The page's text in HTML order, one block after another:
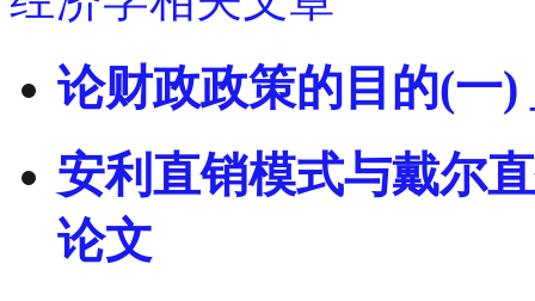
论财政政策的目的(一)
安利直销模式与戴尔
论文